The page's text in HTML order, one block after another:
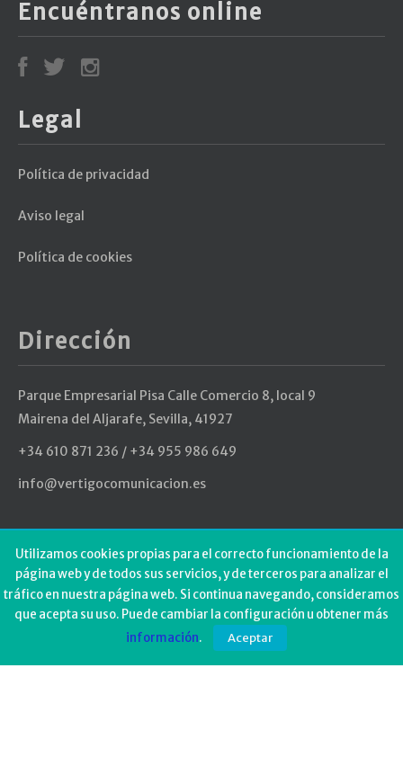
Encuéntranos online
Legal
Política de privacidad
Aviso legal
Política de cookies
Dirección
Parque Empresarial Pisa Calle Comercio 8, local 9
Mairena del Aljarafe, Sevilla, 41927
+34 610 871 236 / +34 955 986 649
info@vertigocomunicacion.es
Últimos Tweets
Could not authenticate you.
Utilizamos cookies propias para el correcto funcionamiento de la
página web y de todos sus servicios, y de terceros para analizar el
tráfico en nuestra página web. Si continua navegando, consideramos
que acepta su uso. Puede cambiar la configuración u obtener más
información. Aceptar